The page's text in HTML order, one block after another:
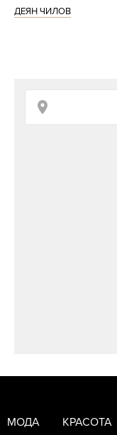
ДЕЯН ЧИЛОВ
МОДА КРАСОТА